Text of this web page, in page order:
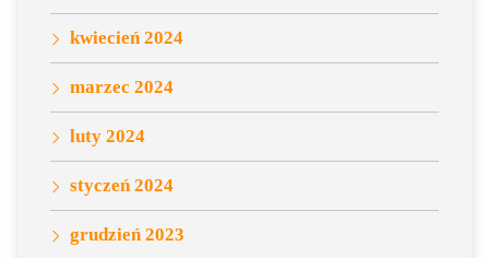
kwiecień 2024
marzec 2024
luty 2024
styczeń 2024
grudzień 2023